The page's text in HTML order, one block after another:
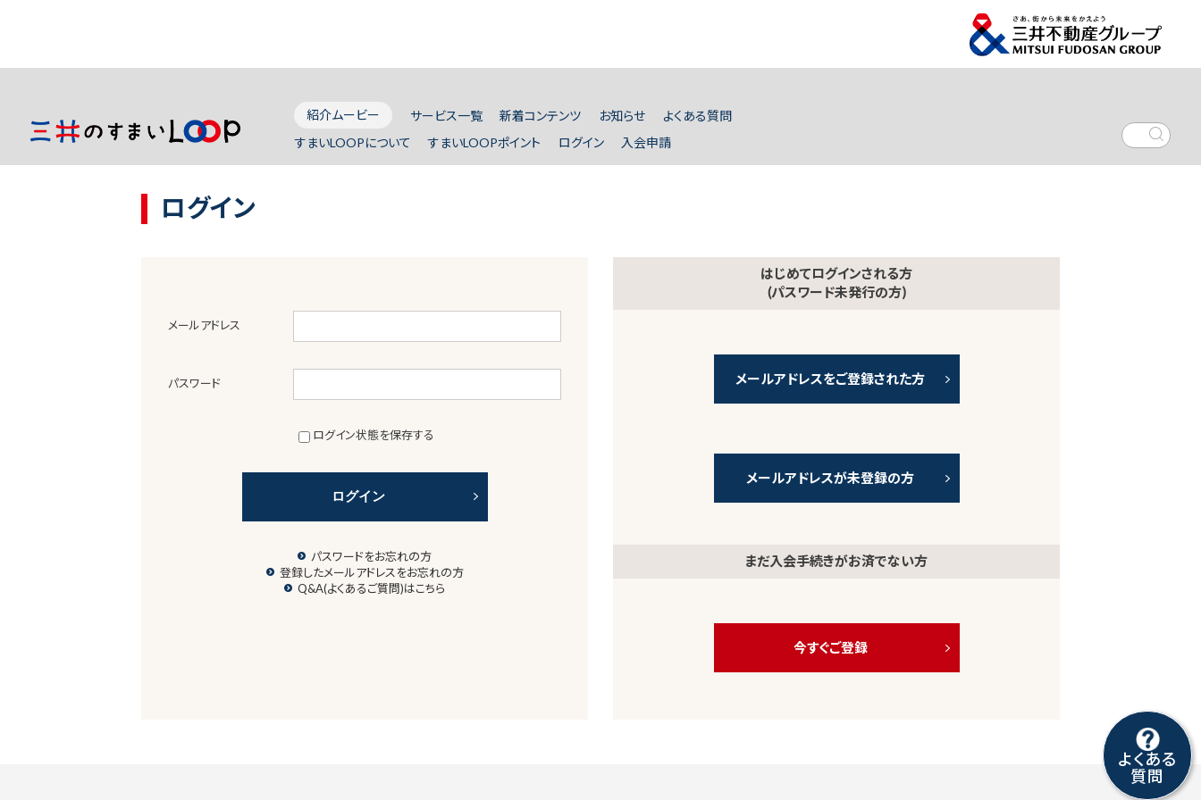
紹介ムービー サービス一覧 新着コンテンツ お知らせ
よくある質問
すまいLOOPについて
すまいLOOPポイント ログイン 入会申請
ログイン
メールアドレス
パスワード
ログイン状態を保存する
ログイン
パスワードをお忘れの方
登録したメールアドレスをお忘れの方
Q&A(よくあるご質問)はこちら
はじめてログインされる方
(パスワード未発行の方)
メールアドレスをご登録された方
メールアドレスが未登録の方
まだ入会手続きがお済でない方
今すぐご登録
よくある
質問